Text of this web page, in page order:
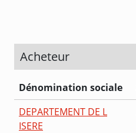
Acheteur
Dénomination sociale
DEPARTEMENT DE L
ISERE